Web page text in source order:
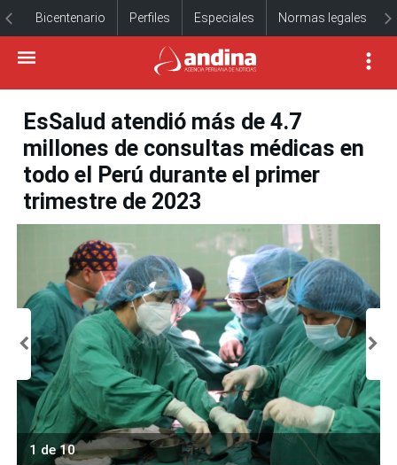
Bicentenario Perfiles Especiales Normas legales
EsSalud atendió más de 4.7
millones de consultas médicas en
todo el Perú durante el primer
trimestre de 2023
1 de 10